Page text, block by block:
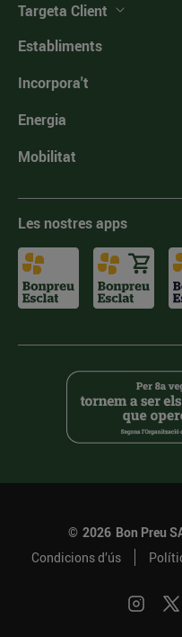
Targeta Client
Establiments
Incorpora't
Energia
Mobilitat
Les nostres apps
© 2026 Bon Preu
Condicions d’ús